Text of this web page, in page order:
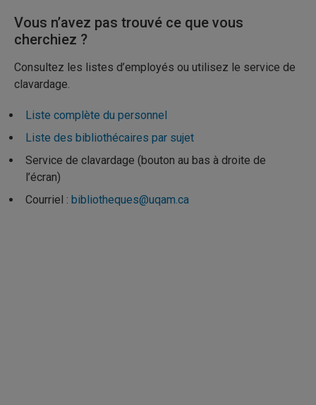
Vous n’avez pas trouvé ce que vous
cherchiez ?
Consultez les listes d’employés ou utilisez le service de
clavardage.
Liste complète du personnel
Liste des bibliothécaires par sujet
Service de clavardage (bouton au bas à droite de
l’écran)
Courriel : bibliotheques@uqam.ca